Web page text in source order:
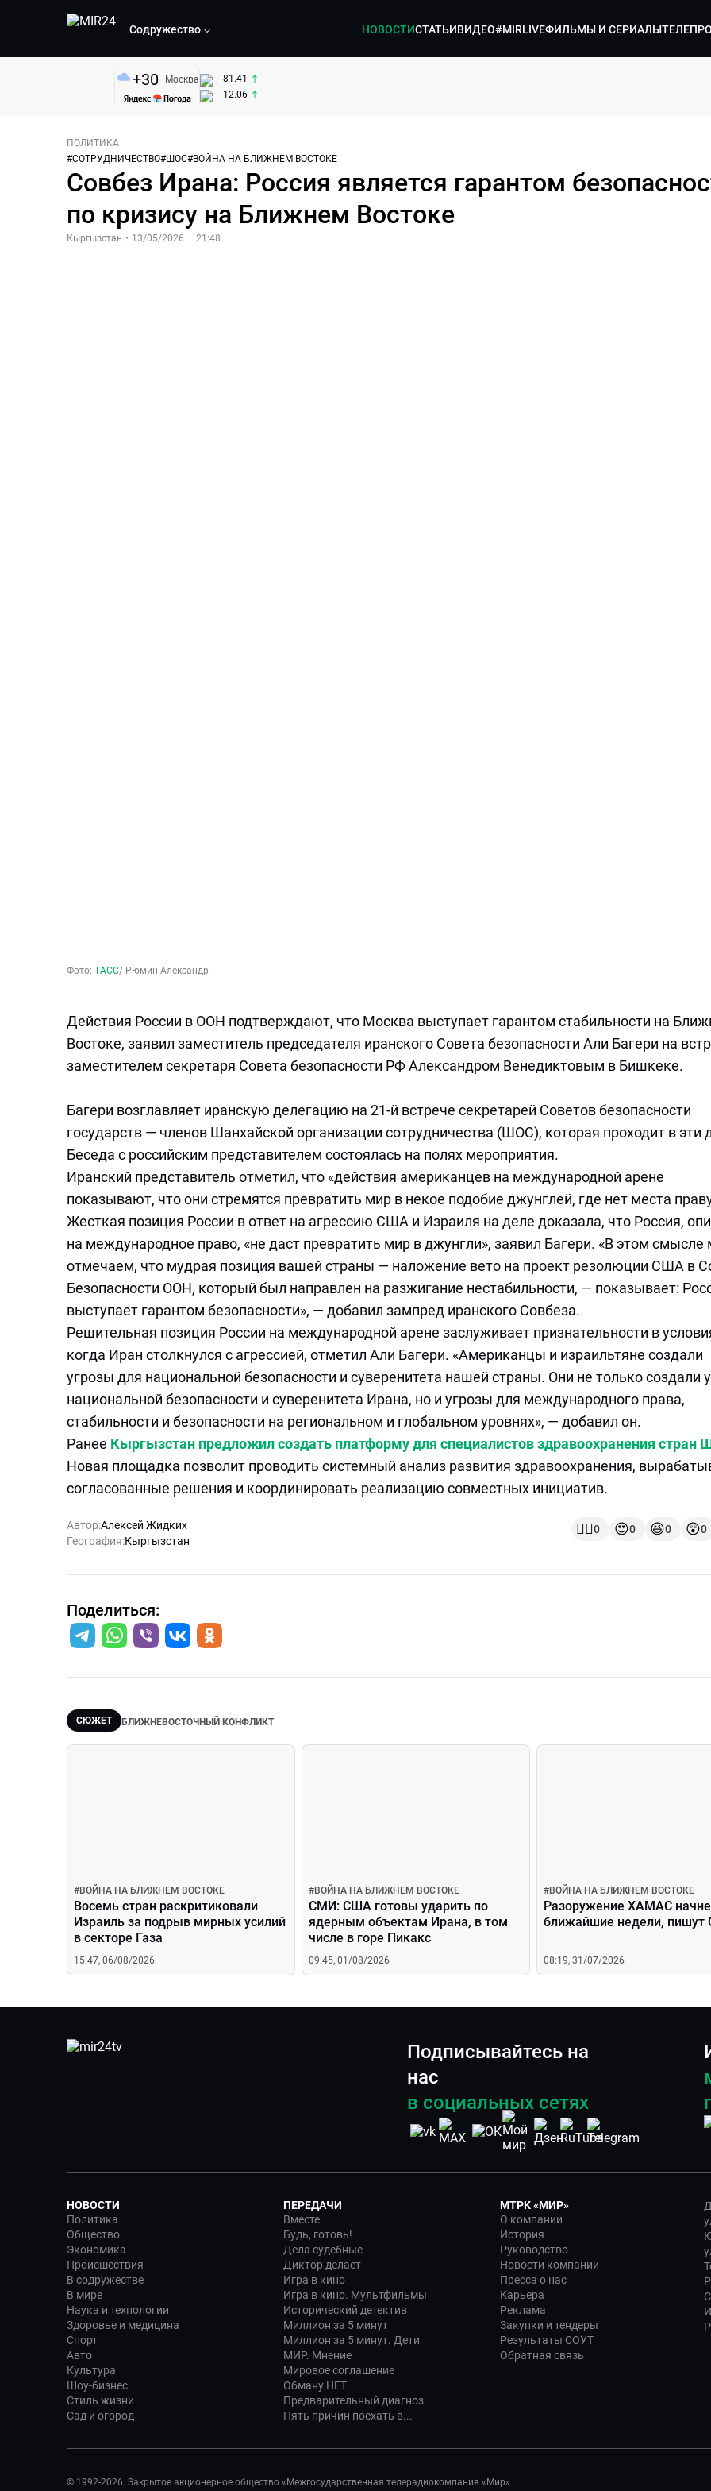
Содружество НОВОСТИСТАТЬИВИДЕО#MIRLIVEФИЛЬМЫ И СЕРИАЛЫ
+30 Москва
81.41
12.06
ПОЛИТИКА
#СОТРУДНИЧЕСТВО#ШОС#ВОЙНА НА БЛИЖНЕМ ВОСТОКЕ
Совбез Ирана: Россия является гарантом
по кризису на Ближнем Востоке
Кыргызстан • 13/05/2026 — 21:48
Фото: ТАСС/ Рюмин Александр
Действия России в ООН подтверждают, что Москва выступает гарантом стабильности на
Востоке, заявил заместитель председателя иранского Совета безопасности Али Багери на
заместителем секретаря Совета безопасности РФ Александром Венедиктовым в Бишкеке.
Багери возглавляет иранскую делегацию на 21-й встрече секретарей Советов безопасности
государств — членов Шанхайской организации сотрудничества (ШОС), которая проходит в эти
Беседа с российским представителем состоялась на полях мероприятия.
Иранский представитель отметил, что «действия американцев на международной арене
показывают, что они стремятся превратить мир в некое подобие джунглей, где нет места
Жесткая позиция России в ответ на агрессию США и Израиля на деле доказала, что Россия,
на международное право, «не даст превратить мир в джунгли», заявил Багери. «В этом смысле
отмечаем, что мудрая позиция вашей страны — наложение вето на проект резолюции США в
Безопасности ООН, который был направлен на разжигание нестабильности, — показывает:
выступает гарантом безопасности», — добавил зампред иранского Совбеза.
Решительная позиция России на международной арене заслуживает признательности в
когда Иран столкнулся с агрессией, отметил Али Багери. «Американцы и израильтяне создали
угрозы для национальной безопасности и суверенитета нашей страны. Они не только создали
национальной безопасности и суверенитета Ирана, но и угрозы для международного права,
стабильности и безопасности на региональном и глобальном уровнях», — добавил он.
Ранее Кыргызстан предложил создать платформу для специалистов здравоохранения стран
Новая площадка позволит проводить системный анализ развития здравоохранения,
согласованные решения и координировать реализацию совместных инициатив.
Автор:Алексей Жидких
География:Кыргызстан
👍🏻0 😍0 😆0 😲0
Поделиться:
СЮЖЕТ БЛИЖНЕВОСТОЧНЫЙ КОНФЛИКТ
#ВОЙНА НА БЛИЖНЕМ ВОСТОКЕ
Восемь стран раскритиковали
Израиль за подрыв мирных усилий
в секторе Газа
15:47, 06/08/2026
#ВОЙНА НА БЛИЖНЕМ ВОСТОКЕ
СМИ: США готовы ударить по
ядерным объектам Ирана, в том
числе в горе Пикакс
09:45, 01/08/2026
#ВОЙНА НА БЛИЖНЕМ ВОСТОКЕ
Разоружение ХАМАС
ближайшие недели,
08:19, 31/07/2026
Подписывайтесь на
нас
в социальных сетях
НОВОСТИ
Политика
Общество
Экономика
Происшествия
В содружестве
В мире
Наука и технологии
Здоровье и медицина
Спорт
Авто
Культура
Шоу-бизнес
Стиль жизни
Сад и огород
ПЕРЕДАЧИ
Вместе
Будь, готовь!
Дела судебные
Диктор делает
Игра в кино
Игра в кино. Мультфильмы
Исторический детектив
Миллион за 5 минут
Миллион за 5 минут. Дети
МИР. Мнение
Мировое соглашение
Обману.НЕТ
Предварительный диагноз
Пять причин поехать в...
МТРК «МИР»
О компании
История
Руководство
Новости компании
Пресса о нас
Карьера
Реклама
Закупки и тендеры
Результаты СОУТ
Обратная связь
© 1992-2026. Закрытое акционерное общество «Межгосударственная телерадиокомпания «Мир»